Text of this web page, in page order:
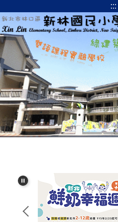
到
主
要
容
區
:::